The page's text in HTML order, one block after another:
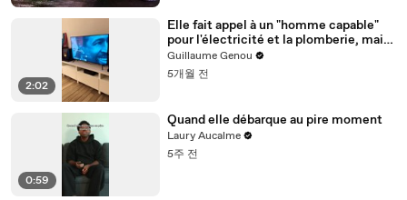
2:02
Elle fait appel à un "homme capable"
pour l'électricité et la plomberie, mais
la soirée prend une autre tournure
Guillaume Genou
5개월 전
0:59
Quand elle débarque au pire moment
Laury Aucalme
5주 전